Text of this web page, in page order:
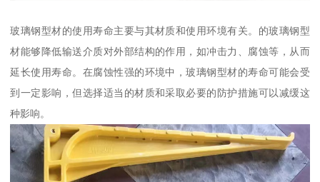
玻璃钢型材的使用寿命主要与其材质和使用环境有关。的玻璃钢型
材能够降低输送介质对外部结构的作用，如冲击力、腐蚀等，从而
延长使用寿命。在腐蚀性强的环境中，玻璃钢型材的寿命可能会受
到一定影响，但选择适当的材质和采取必要的防护措施可以减缓这
种影响。